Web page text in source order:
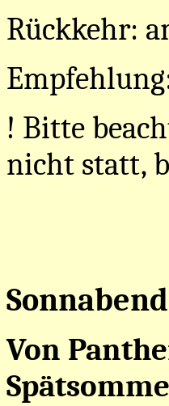
Rückkehr:
! Bitte
nicht statt,
Von